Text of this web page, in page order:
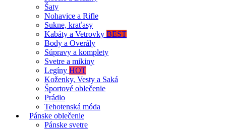
Šaty
Nohavice a Rifle
Sukne, kraťasy
Kabáty a Vetrovky BEST
Body a Overály
Súpravy a komplety
Svetre a mikiny
Legíny HOT
Koženky, Vesty a Saká
Športové oblečenie
Prádlo
Tehotenská móda
Pánske oblečenie
Pánske svetre